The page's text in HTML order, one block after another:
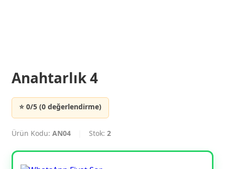
Anahtarlık 4
⭐ 0/5 (0 değerlendirme)
Ürün Kodu: AN04 Stok: 2